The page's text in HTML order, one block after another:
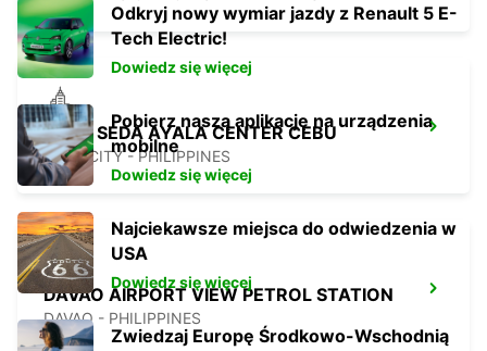
CEBU SEDA AYALA CENTER CEBU
CEBU CITY - PHILIPPINES
DAVAO AIRPORT VIEW PETROL STATION
DAVAO - PHILIPPINES
Odkryj nowy wymiar jazdy z Renault 5 E-
Tech Electric!
Dowiedz się więcej
Pobierz naszą aplikację na urządzenia
mobilne
Dowiedz się więcej
Najciekawsze miejsca do odwiedzenia w
USA
Dowiedz się więcej
Zwiedzaj Europę Środkowo-Wschodnią